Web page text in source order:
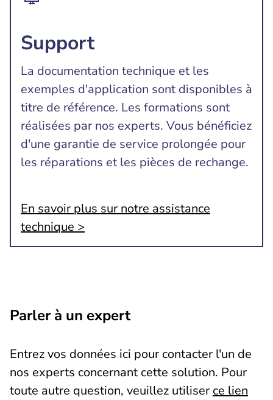
Support
La documentation technique et les
exemples d'application sont disponibles à
titre de référence. Les formations sont
réalisées par nos experts. Vous bénéficiez
d'une garantie de service prolongée pour
les réparations et les pièces de rechange.
En savoir plus sur notre assistance
technique >
Parler à un expert
Entrez vos données ici pour contacter l'un de
nos experts concernant cette solution. Pour
toute autre question, veuillez utiliserce lien